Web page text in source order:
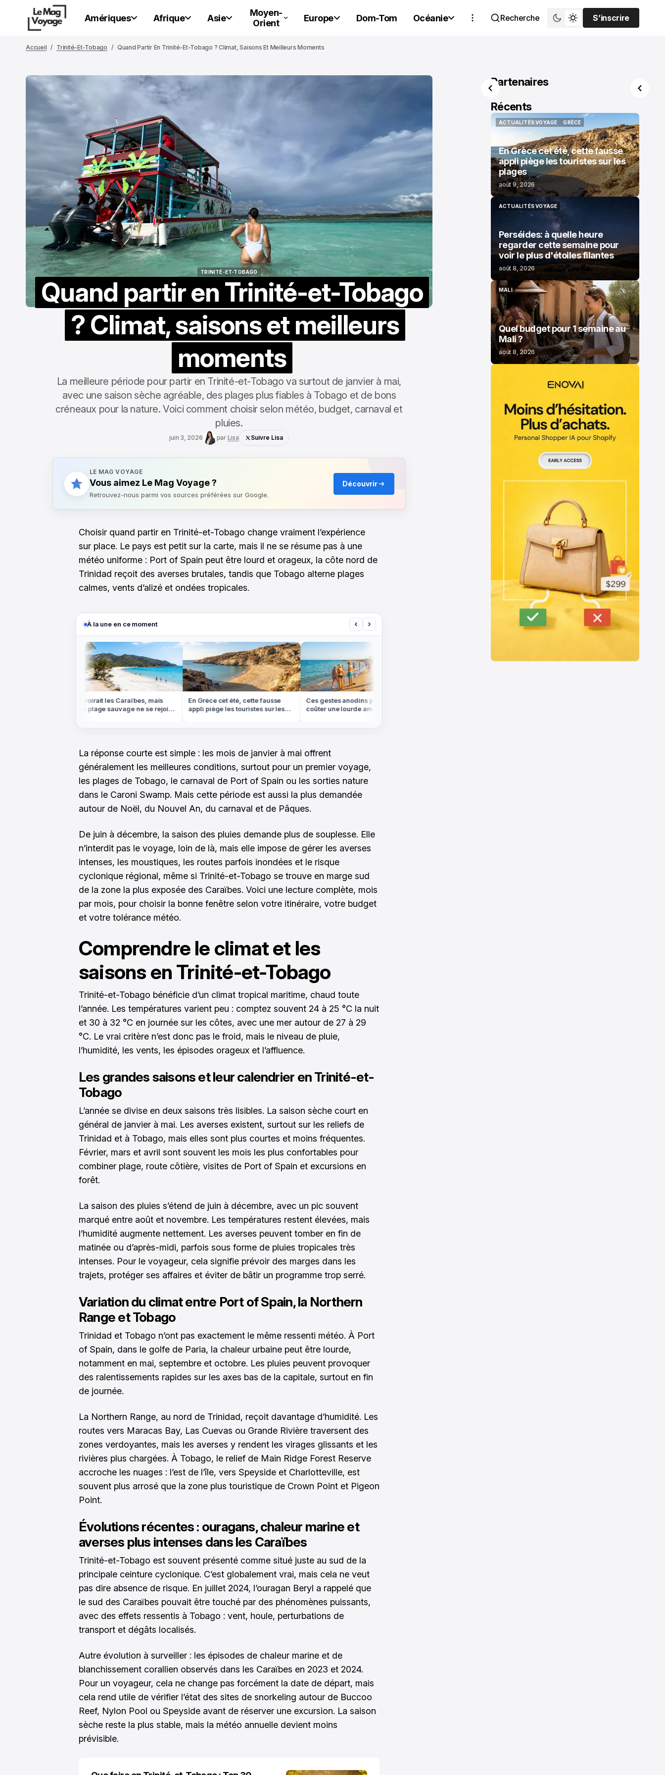
Amériques Afrique Asie
Moyen-
Orient
Europe Dom-Tom Océanie Recherche
S’inscrire
S’inscrire
Accueil Trinité-Et-Tobago Quand Partir En Trinité-Et-Tobago ? Climat, Saisons Et Meilleurs Moments
TRINITÉ-ET-TOBAGO
Quand partir en Trinité-et-Tobago
? Climat, saisons et meilleurs
moments
La meilleure période pour partir en Trinité-et-Tobago va surtout de janvier à mai,
avec une saison sèche agréable, des plages plus fiables à Tobago et de bons
créneaux pour la nature. Voici comment choisir selon météo, budget, carnaval et
pluies.
juin 3, 2026 par Lisa Suivre Lisa
LE MAG VOYAGE
Vous aimez Le Mag Voyage ?
Retrouvez-nous parmi vos sources préférées sur Google.
Découvrir
Choisir quand partir en Trinité-et-Tobago change vraiment l’expérience
sur place. Le pays est petit sur la carte, mais il ne se résume pas à une
météo uniforme : Port of Spain peut être lourd et orageux, la côte nord de
Trinidad reçoit des averses brutales, tandis que Tobago alterne plages
calmes, vents d’alizé et ondées tropicales.
À la une en ce moment ‹ ›
On croirait les Caraïbes, mais
cette plage sauvage ne se rejoint
En Grèce cet été, cette fausse
appli piège les touristes sur les
Ces gestes anodins peuvent vous
coûter une lourde amende à
La réponse courte est simple : les mois de janvier à mai offrent
généralement les meilleures conditions, surtout pour un premier voyage,
les plages de Tobago, le carnaval de Port of Spain ou les sorties nature
dans le Caroni Swamp. Mais cette période est aussi la plus demandée
autour de Noël, du Nouvel An, du carnaval et de Pâques.
De juin à décembre, la saison des pluies demande plus de souplesse. Elle
n’interdit pas le voyage, loin de là, mais elle impose de gérer les averses
intenses, les moustiques, les routes parfois inondées et le risque
cyclonique régional, même si Trinité-et-Tobago se trouve en marge sud
de la zone la plus exposée des Caraïbes. Voici une lecture complète, mois
par mois, pour choisir la bonne fenêtre selon votre itinéraire, votre budget
et votre tolérance météo.
Comprendre le climat et les
saisons en Trinité-et-Tobago
Trinité-et-Tobago bénéficie d’un climat tropical maritime, chaud toute
l’année. Les températures varient peu : comptez souvent 24 à 25 °C la nuit
et 30 à 32 °C en journée sur les côtes, avec une mer autour de 27 à 29
°C. Le vrai critère n’est donc pas le froid, mais le niveau de pluie,
l’humidité, les vents, les épisodes orageux et l’affluence.
Les grandes saisons et leur calendrier en Trinité-et-
Tobago
L’année se divise en deux saisons très lisibles. La saison sèche court en
général de janvier à mai. Les averses existent, surtout sur les reliefs de
Trinidad et à Tobago, mais elles sont plus courtes et moins fréquentes.
Février, mars et avril sont souvent les mois les plus confortables pour
combiner plage, route côtière, visites de Port of Spain et excursions en
forêt.
La saison des pluies s’étend de juin à décembre, avec un pic souvent
marqué entre août et novembre. Les températures restent élevées, mais
l’humidité augmente nettement. Les averses peuvent tomber en fin de
matinée ou d’après-midi, parfois sous forme de pluies tropicales très
intenses. Pour le voyageur, cela signifie prévoir des marges dans les
trajets, protéger ses affaires et éviter de bâtir un programme trop serré.
Variation du climat entre Port of Spain, la Northern
Range et Tobago
Trinidad et Tobago n’ont pas exactement le même ressenti météo. À Port
of Spain, dans le golfe de Paria, la chaleur urbaine peut être lourde,
notamment en mai, septembre et octobre. Les pluies peuvent provoquer
des ralentissements rapides sur les axes bas de la capitale, surtout en fin
de journée.
La Northern Range, au nord de Trinidad, reçoit davantage d’humidité. Les
routes vers Maracas Bay, Las Cuevas ou Grande Rivière traversent des
zones verdoyantes, mais les averses y rendent les virages glissants et les
rivières plus chargées. À Tobago, le relief de Main Ridge Forest Reserve
accroche les nuages : l’est de l’île, vers Speyside et Charlotteville, est
souvent plus arrosé que la zone plus touristique de Crown Point et Pigeon
Point.
Évolutions récentes : ouragans, chaleur marine et
averses plus intenses dans les Caraïbes
Trinité-et-Tobago est souvent présenté comme situé juste au sud de la
principale ceinture cyclonique. C’est globalement vrai, mais cela ne veut
pas dire absence de risque. En juillet 2024, l’ouragan Beryl a rappelé que
le sud des Caraïbes pouvait être touché par des phénomènes puissants,
avec des effets ressentis à Tobago : vent, houle, perturbations de
transport et dégâts localisés.
Autre évolution à surveiller : les épisodes de chaleur marine et de
blanchissement corallien observés dans les Caraïbes en 2023 et 2024.
Pour un voyageur, cela ne change pas forcément la date de départ, mais
cela rend utile de vérifier l’état des sites de snorkeling autour de Buccoo
Reef, Nylon Pool ou Speyside avant de réserver une excursion. La saison
sèche reste la plus stable, mais la météo annuelle devient moins
prévisible.
Partenaires
Récents
ACTUALITÉS VOYAGE
GRÈCE
En Grèce cet été, cette fausse
appli piège les touristes sur les
plages
août 9, 2026
ACTUALITÉS VOYAGE
ACTUALITÉS VOYAGE
Perséides: à quelle heure
regarder cette semaine pour
voir le plus d'étoiles filantes
août 8, 2026
MALI
MALI
Quel budget pour 1 semaine au
Mali ?
août 8, 2026